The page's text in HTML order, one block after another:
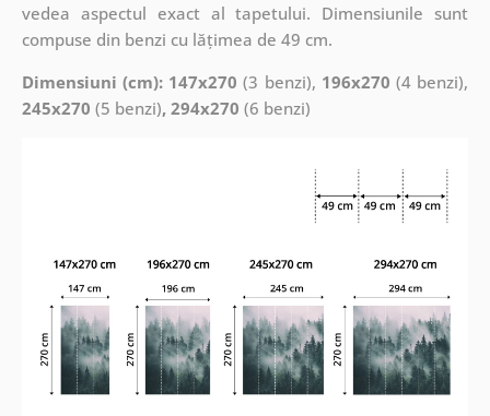
vedea aspectul exact al tapetului. Dimensiunile sunt
compuse din benzi cu lățimea de 49 cm.
Dimensiuni (cm): 147x270 (3 benzi), 196x270 (4 benzi),
245x270 (5 benzi), 294x270 (6 benzi)